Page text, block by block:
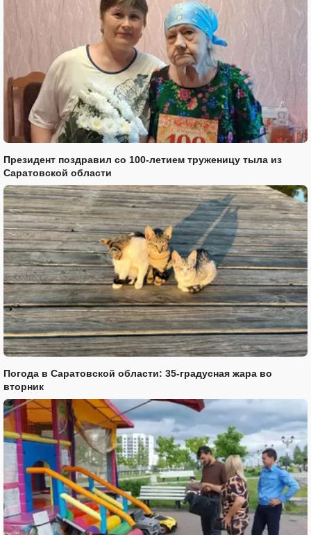
Президент поздравил со 100-летием труженицу тыла из
Саратовской области
Погода в Саратовской области: 35-градусная жара во
вторник